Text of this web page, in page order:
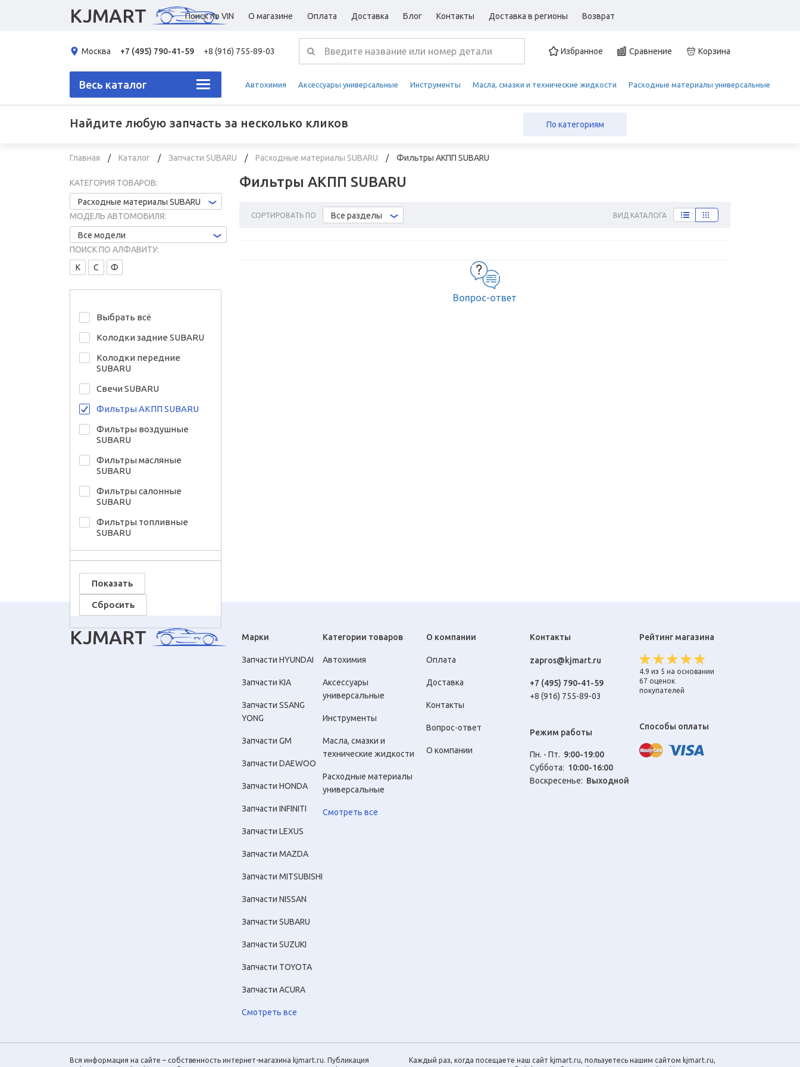
KJMART Поиск по VIN О магазине Оплата Доставка Блог Контакты Доставка в регионы Возврат
Москва +7 (495) 790-41-59 +8 (916) 755-89-03 Избранное Сравнение Корзина
Весь каталог Автохимия Аксессуары универсальные Инструменты Масла, смазки и технические жидкости Расходные материалы универсальные
Найдите любую запчасть за несколько кликов По категориям
Главная Каталог Запчасти SUBARU Расходные материалы SUBARU Фильтры АКПП SUBARU
Фильтры АКПП SUBARU
СОРТИРОВАТЬ ПО Все разделы ВИД КАТАЛОГА
КАТЕГОРИЯ ТОВАРОВ:
Расходные материалы SUBARU
МОДЕЛЬ АВТОМОБИЛЯ:
Все модели
ПОИСК ПО АЛФАВИТУ:
К
С Ф
Выбрать всё
Колодки задние SUBARU
Колодки передние
SUBARU
Свечи SUBARU
Фильтры АКПП SUBARU
Фильтры воздушные
SUBARU
Фильтры масляные
SUBARU
Фильтры салонные
SUBARU
Фильтры топливные
SUBARU
Вопрос-ответ
KJMART Марки
Запчасти HYUNDAI
Запчасти KIA
Запчасти SSANG
YONG
Запчасти GM
Запчасти DAEWOO
Запчасти HONDA
Запчасти INFINITI
Запчасти LEXUS
Запчасти MAZDA
Запчасти MITSUBISHI
Запчасти NISSAN
Запчасти SUBARU
Запчасти SUZUKI
Запчасти TOYOTA
Запчасти ACURA
Смотреть все
Категории товаров
Автохимия
Аксессуары
универсальные
Инструменты
Масла, смазки и
технические жидкости
Расходные материалы
универсальные
Смотреть все
О компании
Оплата
Доставка
Контакты
Вопрос-ответ
О компании
Контакты
zapros@kjmart.ru
+7 (495) 790-41-59
+8 (916) 755-89-03
Режим работы
Пн. - Пт. 9:00-19:00
Cуббота: 10:00-16:00
Воскресенье: Выходной
Рейтинг магазина
4.9 из 5 на основании
67 оценок
покупателей
Способы оплаты
Вся информация на сайте – собственность интернет-магазина kjmart.ru. Публикация
Каждый раз, когда посещаете наш сайт kjmart.ru, пользуетесь нашим сайтом kjmart.ru,